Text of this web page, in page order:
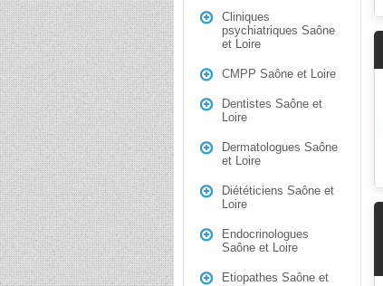
Cliniques
psychiatriques Saône
et Loire
CMPP Saône et Loire
Dentistes Saône et
Loire
Dermatologues Saône
et Loire
Diététiciens Saône et
Loire
Endocrinologues
Saône et Loire
Etiopathes Saône et